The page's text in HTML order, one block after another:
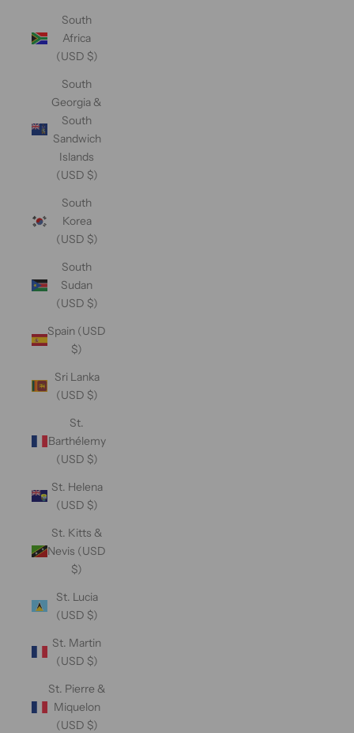
South
Africa
(USD $)
South
Georgia &
South
Sandwich
Islands
(USD $)
South
Korea
(USD $)
South
Sudan
(USD $)
Spain (USD
$)
Sri Lanka
(USD $)
St.
Barthélemy
(USD $)
St. Helena
(USD $)
St. Kitts &
Nevis (USD
$)
St. Lucia
(USD $)
St. Martin
(USD $)
St. Pierre &
Miquelon
(USD $)